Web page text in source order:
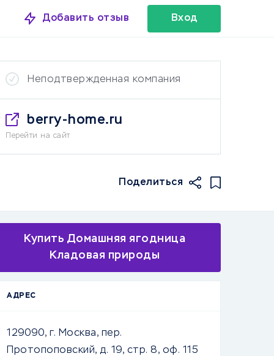
Добавить отзыв Вход
Неподтвержденная компания
berry-home.ru
Перейти на сайт
Поделиться
Купить Домашняя ягодница
Кладовая природы
АДРЕС
129090, г. Москва, пер.
Протопоповский, д. 19, стр. 8, оф. 115